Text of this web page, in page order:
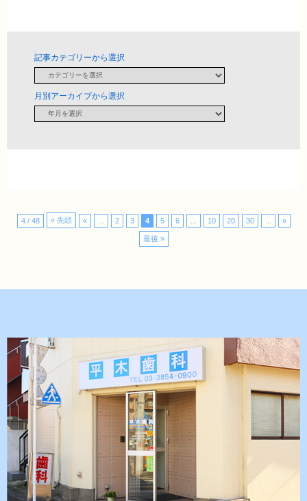
記事カテゴリーから選択
月別アーカイブから選択
4 / 48 « 先頭 « 2 3 4 5 6 10 20 30 »
最後 »